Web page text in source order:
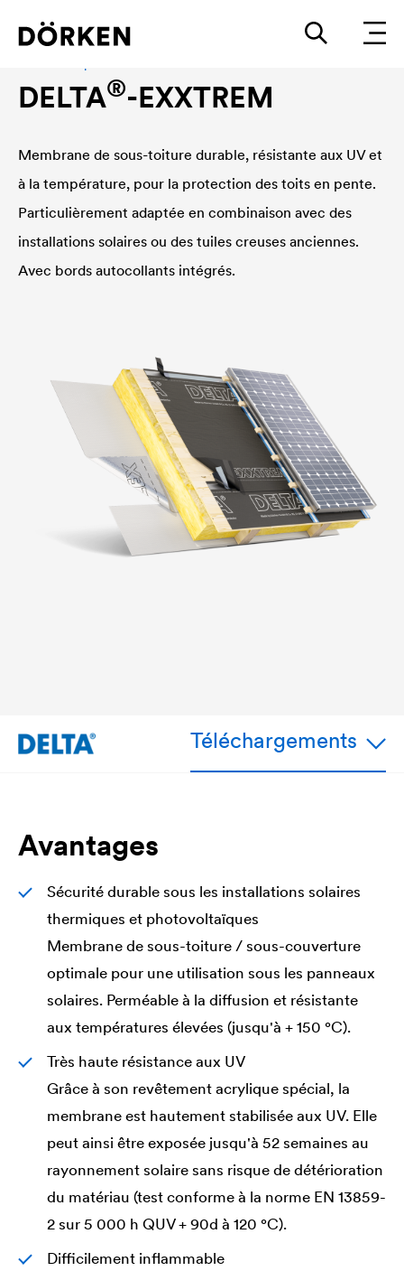
DELTA®-EXXTREM
Membrane de sous-toiture durable, résistante aux UV et
à la température, pour la protection des toits en pente.
Particulièrement adaptée en combinaison avec des
installations solaires ou des tuiles creuses anciennes.
Avec bords autocollants intégrés.
Téléchargements
Avantages
Sécurité durable sous les installations solaires
thermiques et photovoltaïques
Membrane de sous-toiture / sous-couverture
optimale pour une utilisation sous les panneaux
solaires. Perméable à la diffusion et résistante
aux températures élevées (jusqu'à + 150 °C).
Très haute résistance aux UV
Grâce à son revêtement acrylique spécial, la
membrane est hautement stabilisée aux UV. Elle
peut ainsi être exposée jusqu'à 52 semaines au
rayonnement solaire sans risque de détérioration
du matériau (test conforme à la norme EN 13859-
2 sur 5 000 h QUV + 90d à 120 °C).
Difficilement inflammable